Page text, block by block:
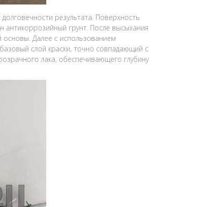
результата. Поверхность
грунт. После высыхания
основы. Далее с использованием
слой краски, точно совпадающий с
лака, обеспечивающего глубину